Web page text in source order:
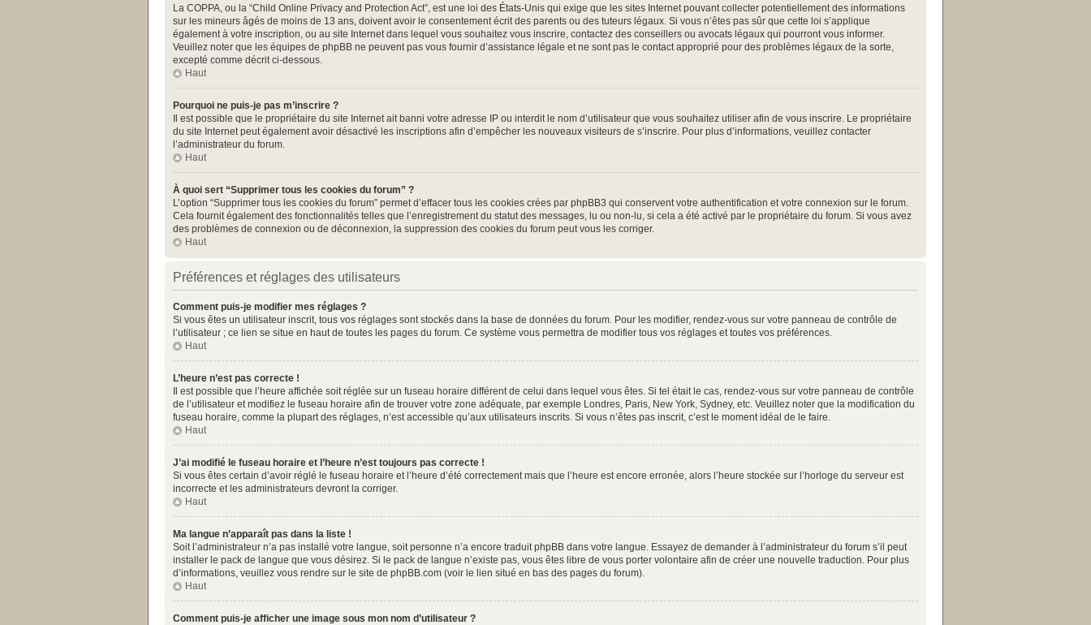
La COPPA, ou la “Child Online Privacy and Protection Act”, est une loi des États-Unis qui exige que les sites Internet pouvant collecter potentiellement des informations
sur les mineurs âgés de moins de 13 ans, doivent avoir le consentement écrit des parents ou des tuteurs légaux. Si vous n’êtes pas sûr que cette loi s’applique
également à votre inscription, ou au site Internet dans lequel vous souhaitez vous inscrire, contactez des conseillers ou avocats légaux qui pourront vous informer.
Veuillez noter que les équipes de phpBB ne peuvent pas vous fournir d’assistance légale et ne sont pas le contact approprié pour des problèmes légaux de la sorte,
excepté comme décrit ci-dessous.
Haut
Pourquoi ne puis-je pas m’inscrire ?
Il est possible que le propriétaire du site Internet ait banni votre adresse IP ou interdit le nom d’utilisateur que vous souhaitez utiliser afin de vous inscrire. Le propriétaire
du site Internet peut également avoir désactivé les inscriptions afin d’empêcher les nouveaux visiteurs de s’inscrire. Pour plus d’informations, veuillez contacter
l’administrateur du forum.
Haut
À quoi sert “Supprimer tous les cookies du forum” ?
L’option “Supprimer tous les cookies du forum” permet d’effacer tous les cookies crées par phpBB3 qui conservent votre authentification et votre connexion sur le forum.
Cela fournit également des fonctionnalités telles que l’enregistrement du statut des messages, lu ou non-lu, si cela a été activé par le propriétaire du forum. Si vous avez
des problèmes de connexion ou de déconnexion, la suppression des cookies du forum peut vous les corriger.
Haut
Préférences et réglages des utilisateurs
Comment puis-je modifier mes réglages ?
Si vous êtes un utilisateur inscrit, tous vos réglages sont stockés dans la base de données du forum. Pour les modifier, rendez-vous sur votre panneau de contrôle de
l’utilisateur ; ce lien se situe en haut de toutes les pages du forum. Ce système vous permettra de modifier tous vos réglages et toutes vos préférences.
Haut
L’heure n’est pas correcte !
Il est possible que l’heure affichée soit réglée sur un fuseau horaire différent de celui dans lequel vous êtes. Si tel était le cas, rendez-vous sur votre panneau de contrôle
de l’utilisateur et modifiez le fuseau horaire afin de trouver votre zone adéquate, par exemple Londres, Paris, New York, Sydney, etc. Veuillez noter que la modification du
fuseau horaire, comme la plupart des réglages, n’est accessible qu’aux utilisateurs inscrits. Si vous n’êtes pas inscrit, c’est le moment idéal de le faire.
Haut
J’ai modifié le fuseau horaire et l’heure n’est toujours pas correcte !
Si vous êtes certain d’avoir réglé le fuseau horaire et l’heure d’été correctement mais que l’heure est encore erronée, alors l’heure stockée sur l’horloge du serveur est
incorrecte et les administrateurs devront la corriger.
Haut
Ma langue n’apparaît pas dans la liste !
Soit l’administrateur n’a pas installé votre langue, soit personne n’a encore traduit phpBB dans votre langue. Essayez de demander à l’administrateur du forum s’il peut
installer le pack de langue que vous désirez. Si le pack de langue n’existe pas, vous êtes libre de vous porter volontaire afin de créer une nouvelle traduction. Pour plus
d’informations, veuillez vous rendre sur le site de phpBB.com (voir le lien situé en bas des pages du forum).
Haut
Comment puis-je afficher une image sous mon nom d’utilisateur ?